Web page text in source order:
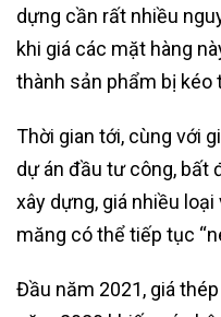
dựng cần rất nhiều
khi giá các mặt hàng
thành sản phẩm bị kéo
Thời gian tới, cùng với
dự án đầu tư công, bất
xây dựng, giá nhiều
măng có thể tiếp tục
Đầu năm 2021, giá